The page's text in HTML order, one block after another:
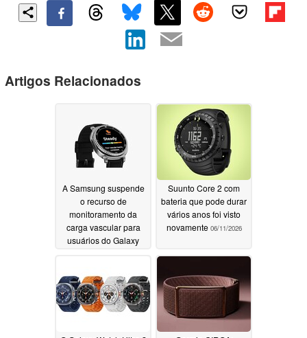
Artigos Relacionados
A Samsung suspende
o recurso de
monitoramento da
carga vascular para
usuários do Galaxy
Suunto Core 2 com
bateria que pode durar
vários anos foi visto
novamente 06/11/2026